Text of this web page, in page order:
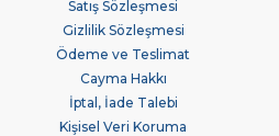
Satış Sözleşmesi
Gizlilik Sözleşmesi
Ödeme ve Teslimat
Cayma Hakkı
İptal, İade Talebi
Kişisel Veri Koruma